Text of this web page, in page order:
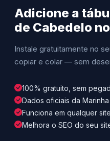
Adicione a
de Cabedelo
Instale gratuitamente no
copiar e colar — sem
100% gratuito, sem
Dados oficiais da
Funciona em qualquer site
Melhora o SEO do seu